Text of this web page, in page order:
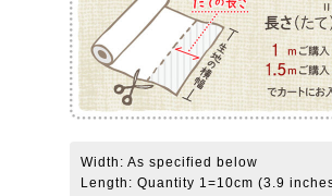
Width: As specified below
Length: Quantity 1=10cm (3.9